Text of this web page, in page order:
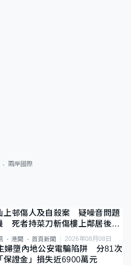
兩岸國際
上邨傷人及自殺案 疑噪音問題
死者持菜刀斬傷樓上鄰居後墮
港聞 首頁新聞 2026年08月08日
婦墮內地公安電騙陷阱 分81次
保證金」損失近6900萬元